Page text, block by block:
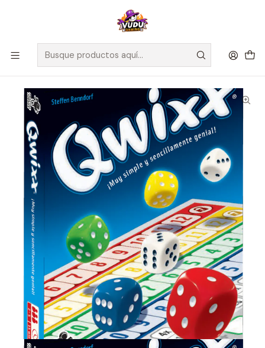
🚀 ¡Despachamos a todo Chile! Envío GRATIS a Regiones sobre
$100.000 y a RM sobre $35.000
Inicio Juegos de Mesa Editorial Fractal
Qwixx - Juego de Mesa - Español